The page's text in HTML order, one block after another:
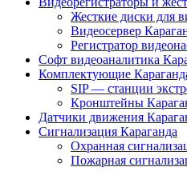
Жесткие диски для
Видеосервер
Регистратор
Софт видеоаналитика
Комплектующие
SIP — станции
Кронштейны
Датчики движения
Сигнализация Караганда
Охранная
Пожарная